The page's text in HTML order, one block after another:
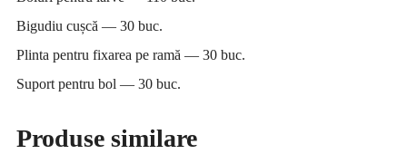
Bigudiu cușcă — 30 buc.
Plinta pentru fixarea pe ramă — 30 buc.
Suport pentru bol — 30 buc.
Produse similare